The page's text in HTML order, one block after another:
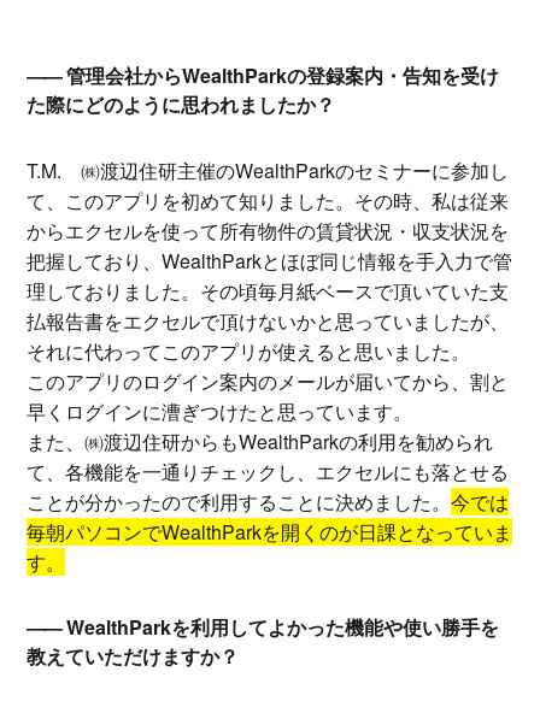
管理会社からWealthParkの登録案内・告知を受け
た際にどのように思われましたか？
T.M. ㈱渡辺住研主催のWealthParkのセミナーに参加し
て、このアプリを初めて知りました。その時、私は従来
からエクセルを使って所有物件の賃貸状況・収支状況を
把握しており、WealthParkとほぼ同じ情報を手入力で管
理しておりました。その頃毎月紙ベースで頂いていた支
払報告書をエクセルで頂けないかと思っていましたが、
それに代わってこのアプリが使えると思いました。
このアプリのログイン案内のメールが届いてから、割と
早くログインに漕ぎつけたと思っています。
また、㈱渡辺住研からもWealthParkの利用を勧められ
て、各機能を一通りチェックし、エクセルにも落とせる
ことが分かったので利用することに決めました。今では
毎朝パソコンでWealthParkを開くのが日課となっていま
す。
WealthParkを利用してよかった機能や使い勝手を
教えていただけますか？